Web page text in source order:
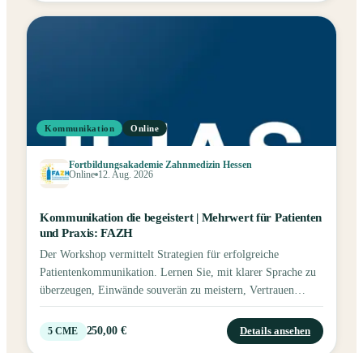
Kommunikation Online
Fortbildungsakademie Zahnmedizin Hessen
Online 12. Aug. 2026
Kommunikation die begeistert | Mehrwert für Patienten
und Praxis: FAZH
Der Workshop vermittelt Strategien für erfolgreiche
Patientenkommunikation. Lernen Sie, mit klarer Sprache zu
überzeugen, Einwände souverän zu meistern, Vertrauen
aufzubauen und durch wertschätzende Gespräche Teamarbeit
und Praxiserfolg nachhaltig zu stärken.
5 CME 250,00 € Details ansehen